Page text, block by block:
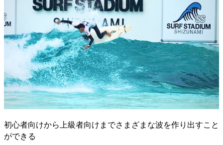
初心者向けから上級者向けまでさまざまな波を作り出すこと
ができる